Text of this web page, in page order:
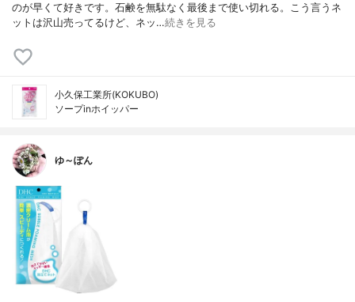
のが早くて好きです。石鹸を無駄なく最後まで使い切れる。こう言うネ
ットは沢山売ってるけど、ネッ…続きを見る
小久保工業所(KOKUBO)
ソープinホイッパー
ゆ～ぽん